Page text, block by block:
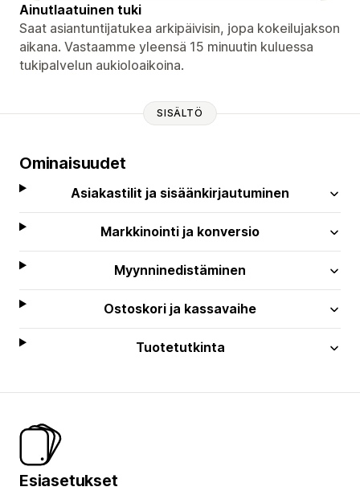
Ainutlaatuinen tuki
Saat asiantuntijatukea arkipäivisin, jopa kokeilujakson
aikana. Vastaamme yleensä 15 minuutin kuluessa
tukipalvelun aukioloaikoina.
SISÄLTÖ
Ominaisuudet
Asiakastilit ja sisäänkirjautuminen
Markkinointi ja konversio
Myynninedistäminen
Ostoskori ja kassavaihe
Tuotetutkinta
Esiasetukset